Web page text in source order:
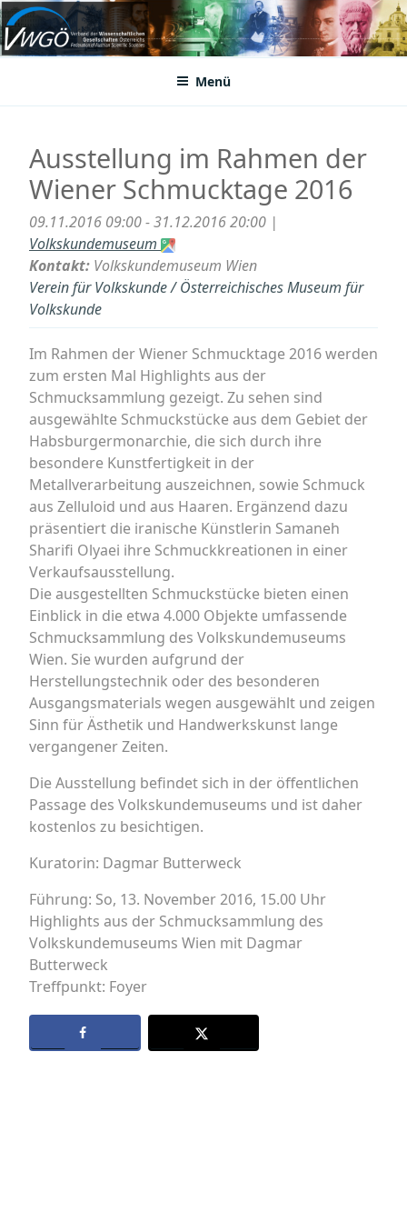
Zum
Inhalt
springenVWGÖ
Federation of Austrian Scientific Societies
Menü
Ausstellung im Rahmen der
Wiener Schmucktage 2016
09.11.2016 09:00 - 31.12.2016 20:00 |
Volkskundemuseum
Kontakt: Volkskundemuseum Wien
Verein für Volkskunde / Österreichisches Museum für
Volkskunde
Im Rahmen der Wiener Schmucktage 2016 werden
zum ersten Mal Highlights aus der
Schmucksammlung gezeigt. Zu sehen sind
ausgewählte Schmuckstücke aus dem Gebiet der
Habsburgermonarchie, die sich durch ihre
besondere Kunstfertigkeit in der
Metallverarbeitung auszeichnen, sowie Schmuck
aus Zelluloid und aus Haaren. Ergänzend dazu
präsentiert die iranische Künstlerin Samaneh
Sharifi Olyaei ihre Schmuckkreationen in einer
Verkaufsausstellung.
Die ausgestellten Schmuckstücke bieten einen
Einblick in die etwa 4.000 Objekte umfassende
Schmucksammlung des Volkskundemuseums
Wien. Sie wurden aufgrund der
Herstellungstechnik oder des besonderen
Ausgangsmaterials wegen ausgewählt und zeigen
Sinn für Ästhetik und Handwerkskunst lange
vergangener Zeiten.
Die Ausstellung befindet sich in der öffentlichen
Passage des Volkskundemuseums und ist daher
kostenlos zu besichtigen.
Kuratorin: Dagmar Butterweck
Führung: So, 13. November 2016, 15.00 Uhr
Highlights aus der Schmucksammlung des
Volkskundemuseums Wien mit Dagmar
Butterweck
Treffpunkt: Foyer